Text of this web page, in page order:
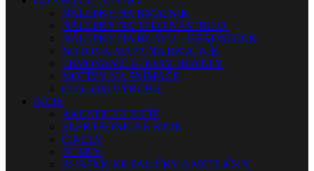
NÁLEPKY NA HMATNÍK
NÁLEPKY NA TELO NÁSTROJA
NÁLEPKY NA HLAVU – HEADSTOCK
NOTOVÁ MAPA NA HMATNÍK
LEMOVANIE GITARY, ROZETY
MOTÍVY NA SNÍMAČE
CUSTOM VÝROBA
BICIE
AKUSTICKÉ BICIE
ELEKTRONICKÉ BICIE
ČINELY
BLANY
BUBENÍCKE PALIČKY A METLIČKY